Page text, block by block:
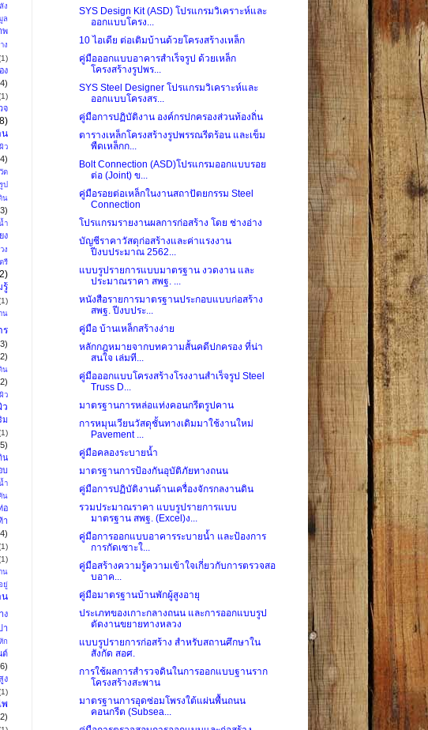
ง
ล
พ
ง
ง
จ
น
ว
ด
ป
น
ำ
ง
ง
รี
รู้
น
ร
น
ว
ว
ม
น
บ
ำ
น
อ
า
น
ยู่
น
ง
า
ก
ต์
ง
พ
SYS Design Kit (ASD) โปรแกรมวิเคราะห์และ
ออกแบบโครง...
10 ไอเดีย ต่อเติมบ้านด้วยโครงสร้างเหล็ก
คู่มือออกแบบอาคารสำเร็จรูป ด้วยเหล็ก
โครงสร้างรูปพร...
SYS Steel Designer โปรแกรมวิเคราะห์และ
ออกแบบโครงสร...
คู่มือการปฏิบัติงาน องค์กรปกครองส่วนท้องถิ่น
ตารางเหล็กโครงสร้างรูปพรรณรีดร้อน และเข็ม
พืดเหล็กก...
Bolt Connection (ASD)โปรแกรมออกแบบรอย
ต่อ (Joint) ข...
คู่มือรอยต่อเหล็กในงานสถาปัตยกรรม Steel
Connection
โปรแกรมรายงานผลการก่อสร้าง โดย ช่างอ่าง
บัญชีราคาวัสดุก่อสร้างและค่าแรงงาน
ปีงบประมาณ 2562...
แบบรูปรายการแบบมาตรฐาน งวดงาน และ
ประมาณราคา สพฐ. ...
หนังสือรายการมาตรฐานประกอบแบบก่อสร้าง
สพฐ. ปีงบประ...
คู่มือ บ้านเหล็กสร้างง่าย
หลักกฎหมายจากบทความสั้นคดีปกครอง ที่น่า
สนใจ เล่มที...
คู่มือออกแบบโครงสร้างโรงงานสำเร็จรูป Steel
Truss D...
มาตรฐานการหล่อแท่งคอนกรีตรูปคาน
การหมุนเวียนวัสดุชั้นทางเดิมมาใช้งานใหม่
Pavement ...
คู่มือคลองระบายน้ำ
มาตรฐานการป้องกันอุบัติภัยทางถนน
คู่มือการปฏิบัติงานด้านเครื่องจักรกลงานดิน
รวมประมาณราคา แบบรูปรายการแบบ
มาตรฐาน สพฐ. (Excel)ง...
คู่มือการออกแบบอาคารระบายน้ำ และป้องการ
การกัดเซาะใ...
คู่มือสร้างความรู้ความเข้าใจเกี่ยวกับการตรวจสอ
บอาค...
คู่มือมาตรฐานบ้านพักผู้สูงอายุ
ประเภทของเกาะกลางถนน และการออกแบบรูป
ตัดงานขยายทางหลวง
แบบรูปรายการก่อสร้าง สำหรับสถานศึกษาใน
สังกัด สอศ.
การใช้ผลการสำรวจดินในการออกแบบฐานราก
โครงสร้างสะพาน
มาตรฐานการอุดซ่อมโพรงใต้แผ่นพื้นถนน
คอนกรีต (Subsea...